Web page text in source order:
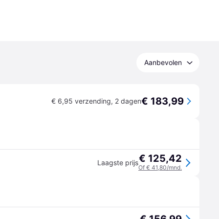
Aanbevolen
€ 6,95 verzending, 2 dagen€ 183,99
Laagste prijs€ 125,42
Of € 41,80/mnd.